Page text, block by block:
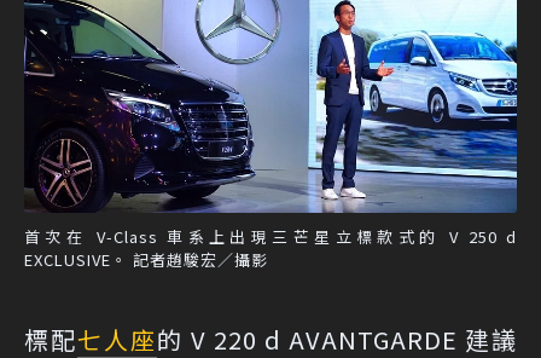
首次在 V-Class 車系上出現三芒星立標款式的 V 250 d
EXCLUSIVE。 記者趙駿宏／攝影
標配七人座的 V 220 d AVANTGARDE 建議